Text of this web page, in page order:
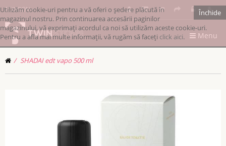
RONRON
Menu
SHADAI edt vapo 500 ml
Închide
Utilizăm cookie-uri pentru a vă oferi o ședere plăcută în
magazinul nostru. Prin continuarea accesării paginilor
magazinului, vă exprimați acordul ca noi să utilizăm aceste cookie-uri.
Pentru a afla mai multe informații, vă rugăm să faceți click aici.